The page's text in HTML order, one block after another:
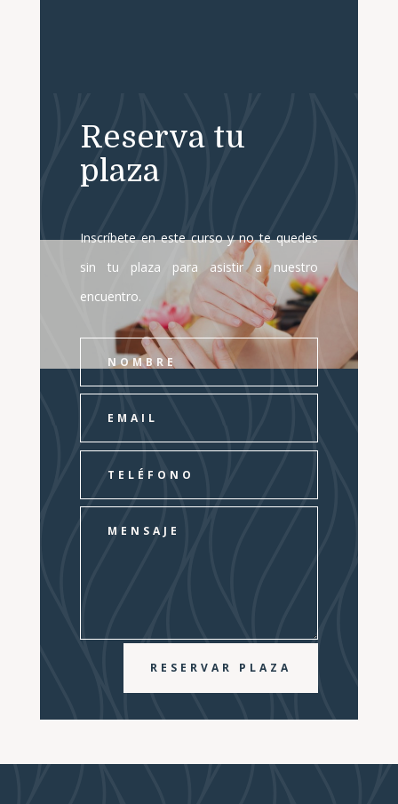
Reserva tu
plaza
Inscríbete en este curso y no te quedes
sin tu plaza para asistir a nuestro
encuentro.
RESERVAR PLAZA